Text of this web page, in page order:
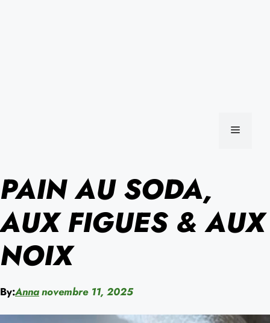
MENU
PAIN AU SODA,
AUX FIGUES & AUX
NOIX
By:Annanovembre 11, 2025